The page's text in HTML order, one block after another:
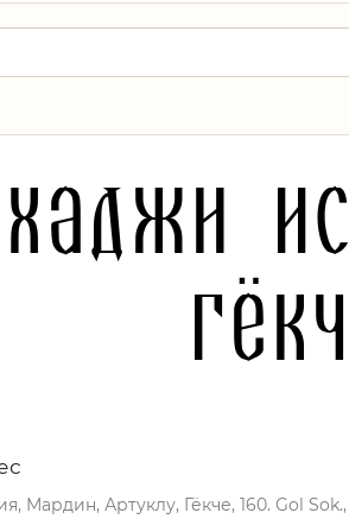
Мардин, Артуклу, Гёкче, 160. Gol